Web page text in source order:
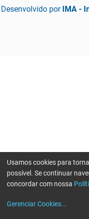
Desenvolvido por IMA -
Usamos cookies para
possível. Se continuar
concordar com nossa
Gerenciar Cookies...
Erro ao enviar